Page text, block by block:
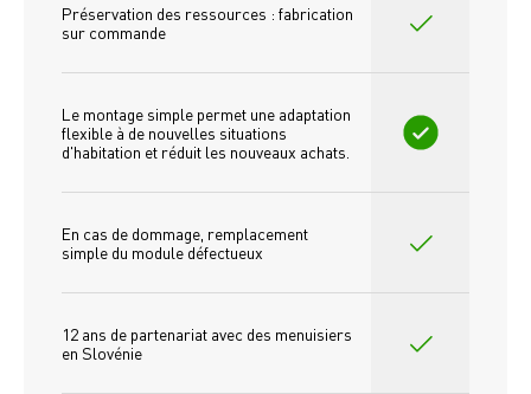
Préservation des ressources : fabrication
sur commande
Le montage simple permet une adaptation
flexible à de nouvelles situations
d'habitation et réduit les nouveaux achats.
En cas de dommage, remplacement
simple du module défectueux
12 ans de partenariat avec des menuisiers
en Slovénie